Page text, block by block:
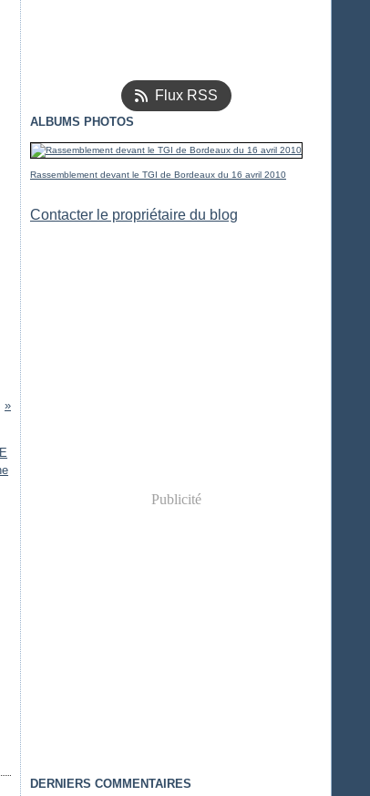
Flux RSS
ALBUMS PHOTOS
Rassemblement devant le TGI de Bordeaux du 16 avril 2010
Contacter le propriétaire du blog
Publicité
DERNIERS COMMENTAIRES